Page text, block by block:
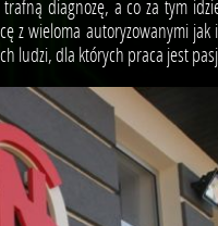
diagnozę, a co za tym
z wieloma autoryzowanymi
ludzi, dla których praca jest